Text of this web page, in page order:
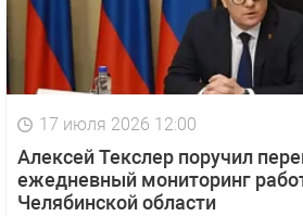
17 июля 2026 12:00
Алексей Текслер поручил
ежедневный мониторинг
Челябинской области